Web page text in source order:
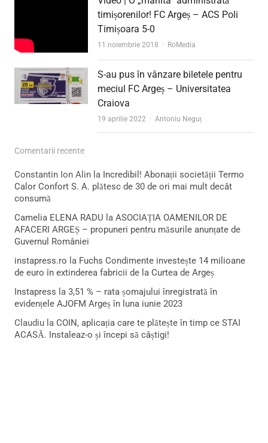
timișorenilor! FC Argeș – ACS Poli
Timișoara 5-0
11 noiembrie 2018 Author
RoMedia
S-au pus în vânzare biletele pentru
meciul FC Argeș – Universitatea
Craiova
19 aprilie 2022 Author
Antoniu Neguț
Comentarii recente
Constantin Ion Alin la Incredibil! Abonații societății Termo
Calor Confort S. A. plătesc de 30 de ori mai mult decât
consumă
Camelia ELENA RADU la ASOCIAȚIA OAMENILOR DE
AFACERI ARGEȘ – propuneri pentru măsurile anunțate de
Guvernul României
instapress.ro la Fuchs Condimente investește 14 milioane
de euro în extinderea fabricii de la Curtea de Argeș
Instapress la 3,51 % – rata șomajului înregistrată în
evidențele AJOFM Argeș în luna iunie 2023
Claudiu la COIN, aplicația care te plătește în timp ce STAI
ACASĂ. Instaleaz-o și începi să câștigi!